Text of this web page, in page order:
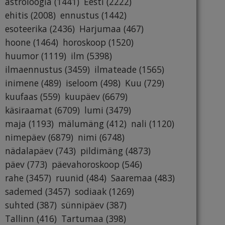
ehitis (2008) ennustus (1442)
esoteerika (2436) Harjumaa (467)
hoone (1464) horoskoop (1520)
huumor (1119) ilm (5398)
ilmaennustus (3459) ilmateade (1565)
inimene (489) iseloom (498) Kuu (729)
kuufaas (559) kuupäev (6679)
käsiraamat (6709) lumi (3479)
maja (1193) mälumäng (412) nali (1120)
nimepäev (6879) nimi (6748)
nädalapäev (743) pildimäng (4873)
päev (773) päevahoroskoop (546)
rahe (3457) ruunid (484) Saaremaa (483)
sademed (3457) sodiaak (1269)
suhted (387) sünnipäev (387)
Tallinn (416) Tartumaa (398)